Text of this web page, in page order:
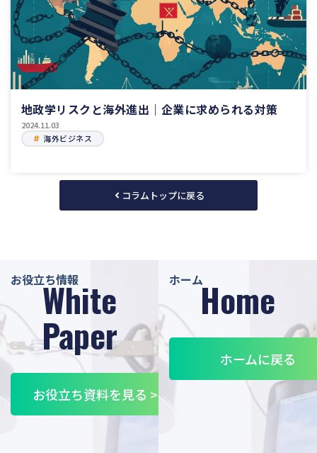
地政学リスクと海外進出｜企業に求められる対策
2024.11.03
海外ビジネス
コラムトップに戻る
お役立ち情報
White
Paper
お役立ち資料を見る >>
ホームHome
ホームに戻る